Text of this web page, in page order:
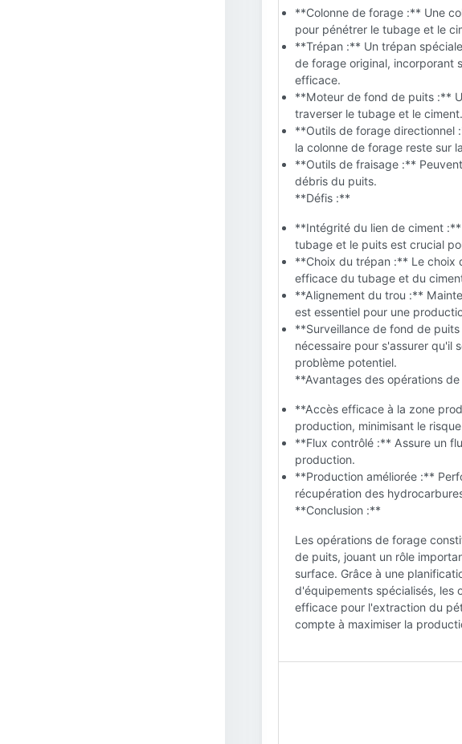
**Colonne de forage :** Une
pour pénétrer le tubage et le
**Trépan :** Un trépan
de forage original, incorporant
efficace.
**Moteur de fond de puits :**
traverser le tubage et le ciment.
**Outils de forage directionnel
la colonne de forage reste sur
**Outils de fraisage :**
débris du puits.
**Défis :**
**Intégrité du lien de ciment
tubage et le puits est crucial
**Choix du trépan :** Le choix
efficace du tubage et du
**Alignement du trou :**
est essentiel pour une
**Surveillance de fond de
nécessaire pour s'assurer qu'il
problème potentiel.
**Avantages des opérations
**Accès efficace à la zone
production, minimisant le
**Flux contrôlé :** Assure un
production.
**Production améliorée :**
récupération des
**Conclusion :**
Les opérations de forage
de puits, jouant un rôle
surface. Grâce à une
d'équipements spécialisés, les
efficace pour l'extraction du
compte à maximiser la